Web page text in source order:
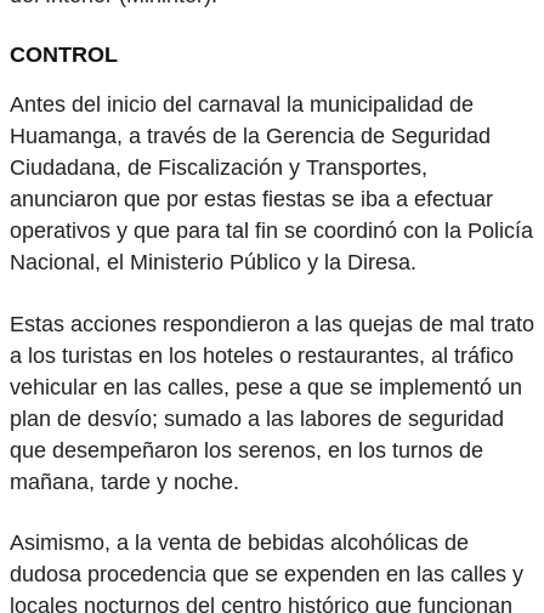
CONTROL
Antes del inicio del carnaval la municipalidad de
Huamanga, a través de la Gerencia de Seguridad
Ciudadana, de Fiscalización y Transportes,
anunciaron que por estas fiestas se iba a efectuar
operativos y que para tal fin se coordinó con la Policía
Nacional, el Ministerio Público y la Diresa.
Estas acciones respondieron a las quejas de mal trato
a los turistas en los hoteles o restaurantes, al tráfico
vehicular en las calles, pese a que se implementó un
plan de desvío; sumado a las labores de seguridad
que desempeñaron los serenos, en los turnos de
mañana, tarde y noche.
Asimismo, a la venta de bebidas alcohólicas de
dudosa procedencia que se expenden en las calles y
locales nocturnos del centro histórico que funcionan